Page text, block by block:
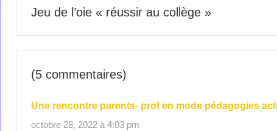
Jeu de l’oie « réussir au collège »
(5 commentaires)
Une rencontre parents- prof en mode pédagogies
octobre 28, 2022 à 4:03 pm